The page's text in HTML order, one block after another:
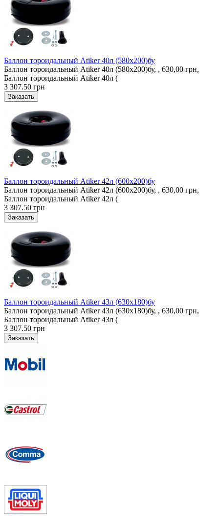
Баллон тороидальный Atiker 40л (580х200)бу
Баллон тороидальный Atiker 40л (580х200)бу, , 630,00 грн,
Баллон тороидальный Atiker 40л (
3 307.50 грн
Баллон тороидальный Atiker 42л (600х200)бу
Баллон тороидальный Atiker 42л (600х200)бу, , 630,00 грн,
Баллон тороидальный Atiker 42л (
3 307.50 грн
Баллон тороидальный Atiker 43л (630х180)бу
Баллон тороидальный Atiker 43л (630х180)бу, , 630,00 грн,
Баллон тороидальный Atiker 43л (
3 307.50 грн